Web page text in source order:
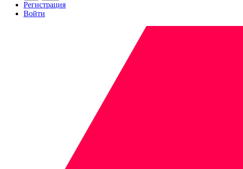
Регистрация
Войти